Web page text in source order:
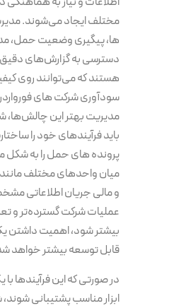
مختلف ایجاد می‌شوند.
ها، پیگیری وضعیت حمل،
دسترسی به گزارش‌های
هستند که می‌توانند روی
سودآوری شرکت های
مدیریت بهتر این چالش‌ها،
باید فرآیندهای خود را
پرونده های حمل را به شکل
میان واحدهای مختلف
و مالی جریان اطلاعاتی
عملیات شرکت گسترده‌تر و
بیشتر شود، اهمیت داشتن
قابل توسعه بیشتر خواهد
در صورتی که این فرآیندها
ابزار مناسب پشتیبانی